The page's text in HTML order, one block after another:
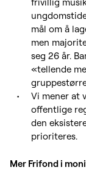
mål om å
men
seg 26 år.
«tellende
Vi mener at
offentlige
den
prioriteres.
Mer Frifond i